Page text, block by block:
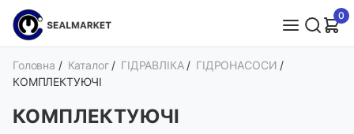
0
Головна / Каталог / ГІДРАВЛІКА / ГІДРОНАСОСИ /
КОМПЛЕКТУЮЧІ
КОМПЛЕКТУЮЧІ